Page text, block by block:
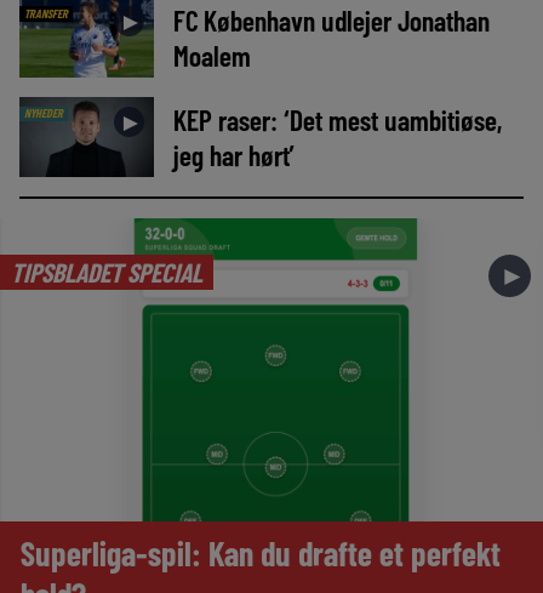
TRANSFER ►
FC København udlejer Jonathan
Moalem
NYHEDER ►
KEP raser: ‘Det mest uambitiøse,
jeg har hørt’
TIPSBLADET SPECIAL ►
Superliga-spil: Kan du drafte et perfekt